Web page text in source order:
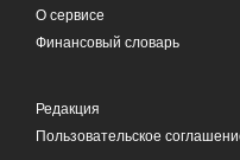
О сервисе
Финансовый словарь
Редакция
Пользовательское